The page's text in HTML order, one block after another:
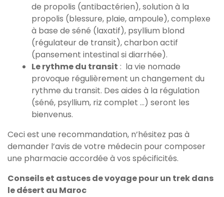
de propolis (antibactérien), solution à la
propolis (blessure, plaie, ampoule), complexe
à base de séné (laxatif), psyllium blond
(régulateur de transit), charbon actif
(pansement intestinal si diarrhée).
Le rythme du transit : la vie nomade
provoque régulièrement un changement du
rythme du transit. Des aides à la régulation
(séné, psyllium, riz complet …) seront les
bienvenus.
Ceci est une recommandation, n’hésitez pas à
demander l’avis de votre médecin pour composer
une pharmacie accordée à vos spécificités.
Conseils et astuces de voyage pour un trek dans
le désert au Maroc